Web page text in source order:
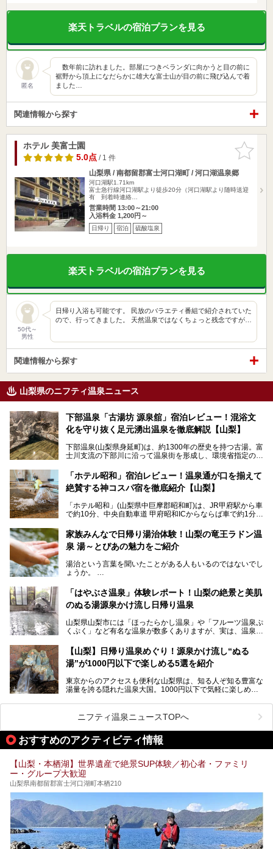
楽天トラベルの宿泊プランを見る
匿名
数年前に訪れました。部屋につきベランダに向かうと目の前に
裾野から頂上になだらかに雄大な富士山が目の前に飛び込んで着
ました…
関連情報から探す
お気に入
りに追加
ホテル 美富士園
5.0点/ 1 件
山梨県 / 南都留郡富士河口湖町 / 河口湖温泉郷
河口湖駅1.71km
富士急行線河口湖駅より徒歩20分（河口湖駅より随時送迎
有 到着時連絡…
営業時間 13:00～21:00
入浴料金 1,200円～
日帰り 宿泊 硫酸塩泉
楽天トラベルの宿泊プランを見る
50代～
男性
日帰り入浴も可能です。 民放のバラエティ番組で紹介されていた
ので、行ってきました。 天然温泉ではなくちょっと残念ですが…
関連情報から探す
山梨県のニフティ温泉ニュース
下部温泉「古湯坊 源泉舘」宿泊レビュー！混浴文
化を守り抜く足元湧出温泉を徹底解説【山梨】
下部温泉(山梨県身延町)は、約1300年の歴史を持つ古湯。富
士川支流の下部川に沿って温泉街を形成し、環境省指定の国
中でも「古湯坊 源泉舘」は、戦国時代に武田信玄公も療養
したと伝えられる名湯の宿。最大の特徴は、令和の現代にお
いても混浴文化が守られ、老若男女の分け隔て一切無く温泉
向にありますが、「古湯坊 源泉舘」では本来あるべき混浴
の姿が保たれている点に注目すべきでしょう。
今回は足元湧出の混浴温泉である「かくし湯大岩風呂」をは
じめ、湯治棟である「別館神泉」を中心に「古湯坊 源泉
舘」の全貌を徹底紹介します。
「ホテル昭和」宿泊レビュー！温泉通が口を揃えて
絶賛する神コスパ宿を徹底紹介【山梨】
「ホテル昭和」(山梨県中巨摩郡昭和町)は、JR甲府駅から車
で約10分、中央自動車道 甲府昭和ICからならば車で約1分の
から、一人泊でも6,000円台から宿泊可能です。
しかし、最大の魅力は“温泉そのもの”でしょう。自家源泉を
統の単純温泉は、入浴すると実にサッパリ爽快。日帰り入浴
不可なこともあり、全国の温泉ファンがこの温泉を求めて
では循環濾過の沸かし湯が一般的ですが、ここは本物の極上
温泉。まさに価格破壊と言えるクオリティです。
室や無料朝食などをご紹介。温泉通が口を揃えて絶賛する神
コスパ宿の全貌を徹底解説します！
家族みんなで日帰り湯治体験！山梨の竜王ラドン温
泉 湯～とぴあの魅力をご紹介
湯治という言葉を聞いたことがある人もいるのではないでし
ょうか。
なかなか体験できない、湯治体験が日帰りでできる温浴施設
が山梨にあります。
ぴあ」の魅力をご紹介します。
提供元：株式会社湯ーとぴあ【PR】
この記事は株式会社湯ーとぴあのPRレポート記事です。
「はやぶさ温泉」体験レポート！山梨の絶景と美肌
のぬる湯源泉かけ流し日帰り温泉
山梨県山梨市には「ほったらかし温泉」や「フルーツ温泉ぷ
くぷく」など有名な温泉が数多くありますが、実は、温泉マ
です。今回紹介する「はやぶさ温泉」も、そのひとつ。温泉
はもちろん、絶景や地元食材を活かしたグルメも堪能できま
す。
します。
【山梨】日帰り温泉めぐり！源泉かけ流し“ぬる
湯”が1000円以下で楽しめる5選を紹介
東京からのアクセスも便利な山梨県は、知る人ぞ知る豊富な
湯量を誇る隠れた温泉大国。1000円以下で気軽に楽しめ
も、これからの季節に嬉しい、じんわりと体の芯まで温ま
る“ぬる湯”が豊富なのも魅力。今回は、湯質も抜群で心ゆく
までリラックスできる山梨のお得な日帰り温泉を、実際体験
した感想と共に紹介します。
※ぬる湯とは35℃～39℃程度の体温に近いぬるめ温泉のこ
ニフティ温泉ニュースTOPへ
おすすめのアクティビティ情報
【山梨・本栖湖】世界遺産で絶景SUP体験／初心者・ファミリ
ー・グループ大歓迎
山梨県南都留郡富士河口湖町本栖210